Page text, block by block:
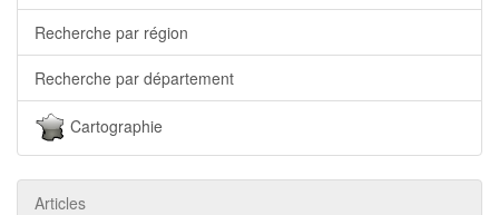
Recherche par région
Recherche par département
Cartographie
Articles